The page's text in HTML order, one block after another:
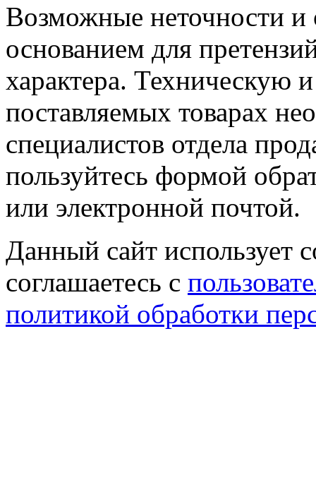
Возможные неточности и
основанием для
характера.
поставляемых товарах
специалистов отдела
пользуйтесь формой
или электронной почтой.
Данный сайт использует
соглашаетесь с
политикой обработки